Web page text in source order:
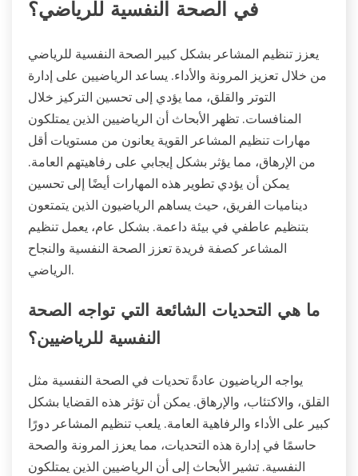
في الصحة النفسية للرياضي؟
يعزز تنظيم المشاعر بشكل كبير الصحة النفسية للرياضي
من خلال تعزيز المرونة والأداء. يساعد الرياضيين على إدارة
التوتر والقلق، مما يؤدي إلى تحسين التركيز خلال
المنافسات. تظهر الأبحاث أن الرياضيين الذين يمتلكون
مهارات تنظيم المشاعر القوية يعانون من مستويات أقل
من الإرهاق، مما يؤثر بشكل إيجابي على رفاهيتهم العامة.
يمكن أن يؤدي تطوير هذه المهارات أيضًا إلى تحسين
ديناميات الفريق، حيث يساهم الرياضيون الذين يتمتعون
بتنظيم عاطفي في بيئة داعمة. بشكل عام، يعمل تنظيم
المشاعر كصفة فريدة تعزز الصحة النفسية والنجاح
الرياضي.
ما هي التحديات الشائعة التي تواجه الصحة
النفسية للرياضيين؟
يواجه الرياضيون عادةً تحديات في الصحة النفسية مثل
القلق، والاكتئاب، والإرهاق. يمكن أن تؤثر هذه القضايا بشكل
كبير على الأداء والرفاهية العامة. يلعب تنظيم المشاعر دورًا
حاسمًا في إدارة هذه التحديات، مما يعزز المرونة والصحة
النفسية. تشير الأبحاث إلى أن الرياضيين الذين يمتلكون